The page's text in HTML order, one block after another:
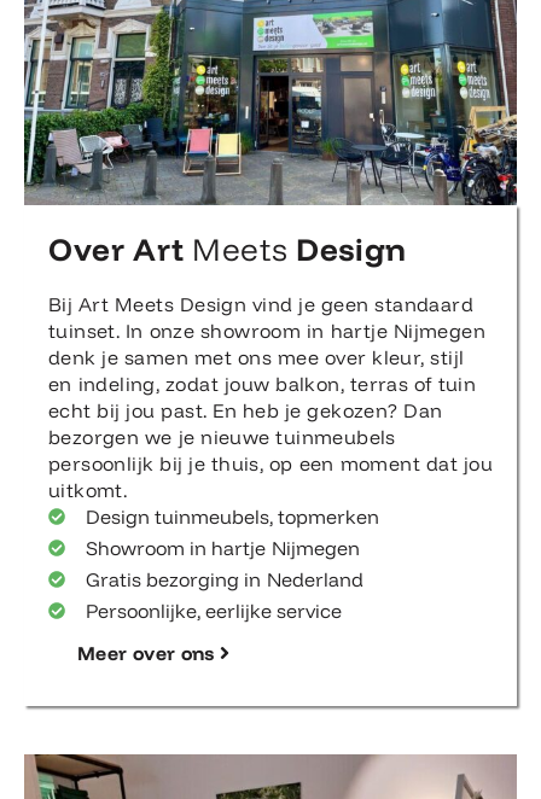
Over Art Meets Design
Bij Art Meets Design vind je geen standaard
tuinset. In onze showroom in hartje Nijmegen
denk je samen met ons mee over kleur, stijl
en indeling, zodat jouw balkon, terras of tuin
echt bij jou past. En heb je gekozen? Dan
bezorgen we je nieuwe tuinmeubels
persoonlijk bij je thuis, op een moment dat jou
uitkomt.
Design tuinmeubels, topmerken
Showroom in hartje Nijmegen
Gratis bezorging in Nederland
Persoonlijke, eerlijke service
Meer over ons